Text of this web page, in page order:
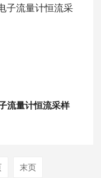
流量计恒流采样
末页